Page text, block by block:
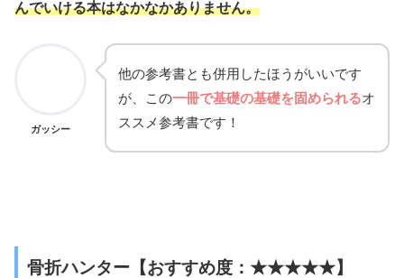
んでいける本はなかなかありません。
ガッシー
他の参考書とも併用したほうがいいです
が、この一冊で基礎の基礎を固められるオ
ススメ参考書です！
骨折ハンター【おすすめ度：★★★★★】